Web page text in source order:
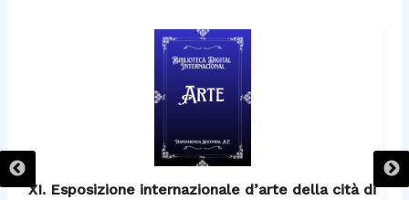
XI. Esposizione internazionale d’arte della cità di